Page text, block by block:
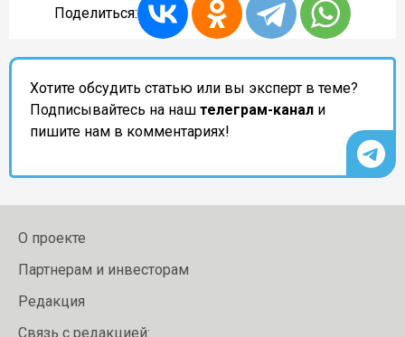
Поделиться:
Хотите обсудить статью или вы эксперт в теме?
Подписывайтесь на наш телеграм-канал и
пишите нам в комментариях!
О проекте
Партнерам и инвесторам
Редакция
Связь с редакцией: